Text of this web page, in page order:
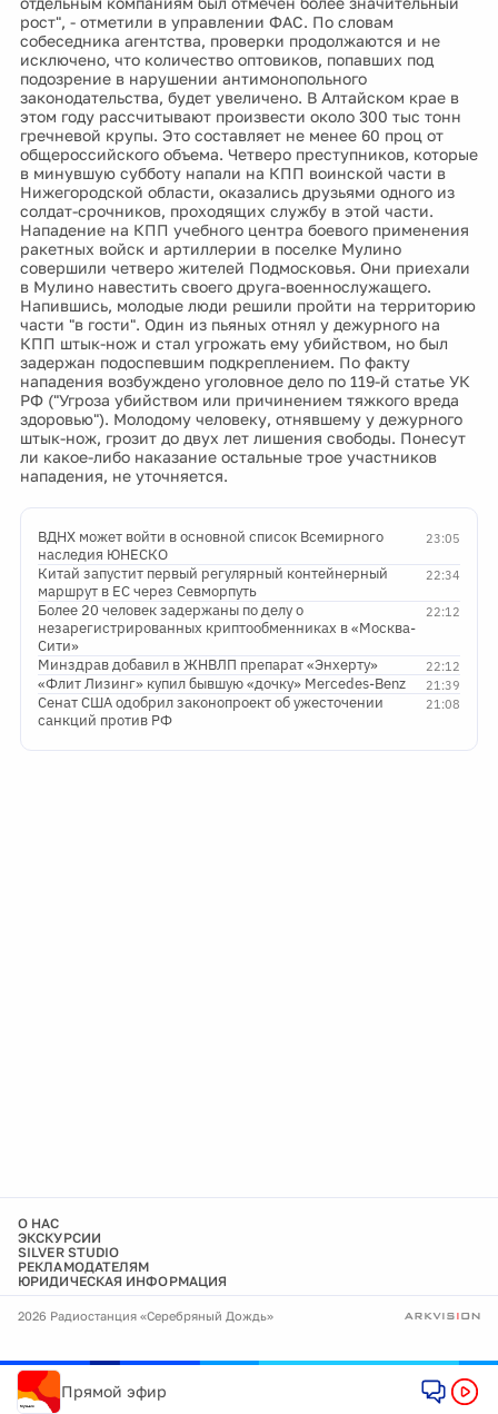
рост", - отметили в управлении ФАС. По словам
собеседника агентства, проверки продолжаются и не
исключено, что количество оптовиков, попавших под
подозрение в нарушении антимонопольного
законодательства, будет увеличено. В Алтайском крае в
этом году рассчитывают произвести около 300 тыс тонн
гречневой крупы. Это составляет не менее 60 проц от
общероссийского объема. Четверо преступников, которые
в минувшую субботу напали на КПП воинской части в
Нижегородской области, оказались друзьями одного из
солдат-срочников, проходящих службу в этой части.
Нападение на КПП учебного центра боевого применения
ракетных войск и артиллерии в поселке Мулино
совершили четверо жителей Подмосковья. Они приехали
в Мулино навестить своего друга-военнослужащего.
Напившись, молодые люди решили пройти на территорию
части "в гости". Один из пьяных отнял у дежурного на
КПП штык-нож и стал угрожать ему убийством, но был
задержан подоспевшим подкреплением. По факту
нападения возбуждено уголовное дело по 119-й статье УК
РФ ("Угроза убийством или причинением тяжкого вреда
здоровью"). Молодому человеку, отнявшему у дежурного
штык-нож, грозит до двух лет лишения свободы. Понесут
ли какое-либо наказание остальные трое участников
нападения, не уточняется.
23:05
ВДНХ может войти в основной список Всемирного
наследия ЮНЕСКО
22:34
Китай запустит первый регулярный контейнерный
маршрут в ЕС через Севморпуть
22:12
Более 20 человек задержаны по делу о
незарегистрированных криптообменниках в «Москва-
Сити»
22:12
Минздрав добавил в ЖНВЛП препарат «Энхерту»
21:39
«Флит Лизинг» купил бывшую «дочку» Mercedes-Benz
21:08
Сенат США одобрил законопроект об ужесточении
санкций против РФ
О НАС
ЭКСКУРСИИ
SILVER STUDIO
РЕКЛАМОДАТЕЛЯМ
ЮРИДИЧЕСКАЯ ИНФОРМАЦИЯ
2026 Радиостанция «Серебряный Дождь»
Прямой эфир